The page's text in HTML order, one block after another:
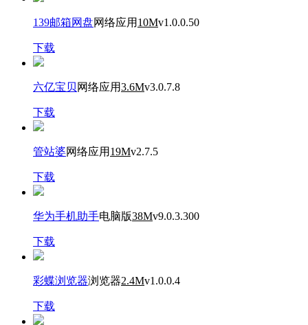
139邮箱网盘网络应用 10Mv1.0.0.50
下载
六亿宝贝 网络应用3.6Mv3.0.7.8
下载
管站婆网络应用 19Mv2.7.5
下载
华为手机助手电脑版38Mv9.0.3.300
下载
彩蝶浏览器浏览器2.4Mv1.0.0.4
下载